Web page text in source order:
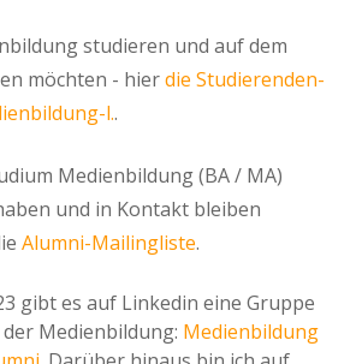
studieren und auf dem
möchten - hierdie Studierenden-
l..
Medienbildung (BA / MA)
und in Kontakt bleiben
Alumni-Mailingliste.
gibt es auf Linkedin eine Gruppe
Medienbildung: Medienbildung